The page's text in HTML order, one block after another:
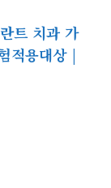
트 치과 가
적용대상 |